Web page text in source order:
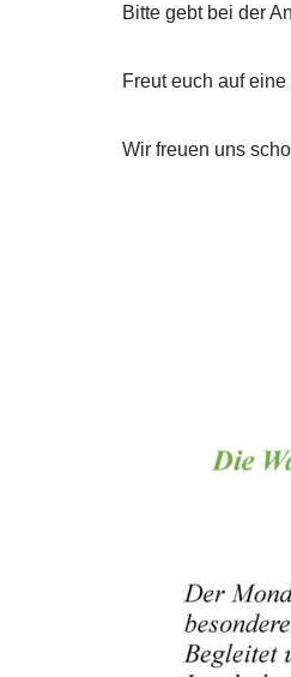
Bitte gebt bei der
Freut euch auf
Wir freuen uns